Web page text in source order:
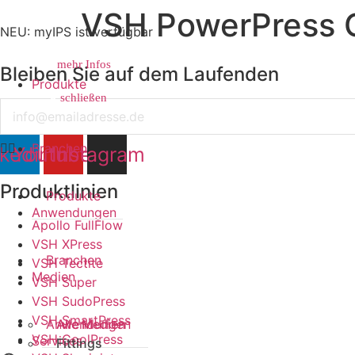
NEU: myIPS ist verfügbar
mehr Infos
schließen
schließen
Produkte
Branchen
Anwendungen
Medien
Alle Medien
Fittings
Services
Produkte
Branchen
Anwendungen
VSH PowerPress
Bleiben Sie auf dem Laufenden
YoutubeInstagram
Produktlinien
Apollo FullFlow
VSH XPress
VSH Tectite
VSH Super
VSH SudoPress
VSH SmartPress
VSH CoolPress